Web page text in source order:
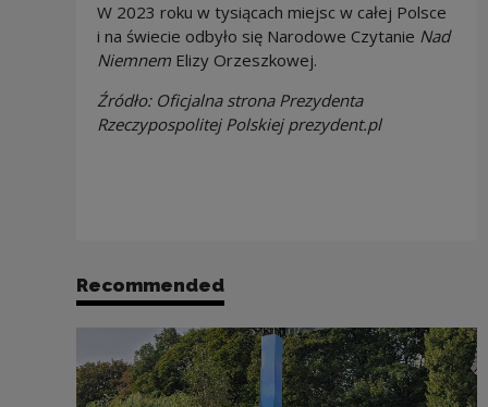
W 2023 roku w tysiącach miejsc w całej Polsce
i na świecie odbyło się Narodowe Czytanie Nad
NiemnemElizy Orzeszkowej.
Źródło: Oficjalna strona Prezydenta
Rzeczypospolitej Polskiej prezydent.pl
Recommended